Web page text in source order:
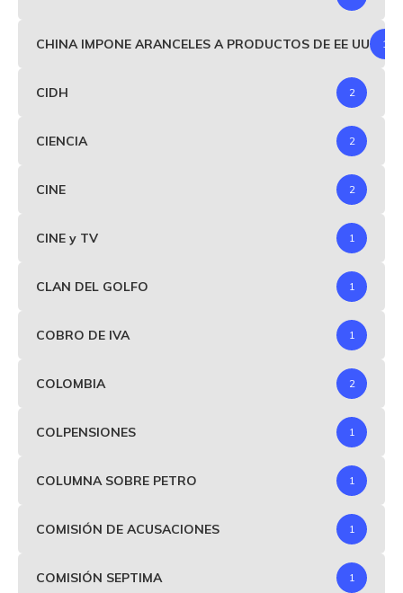
CHINA IMPONE ARANCELES A PRODUCTOS DE EE UU 1
CIDH 2
CIENCIA 2
CINE 2
CINE y TV 1
CLAN DEL GOLFO 1
COBRO DE IVA 1
COLOMBIA 2
COLPENSIONES 1
COLUMNA SOBRE PETRO 1
COMISIÓN DE ACUSACIONES 1
COMISIÓN SEPTIMA 1